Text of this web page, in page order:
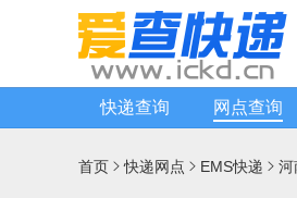
快递查询 网点查询
首页 快递网点  EMS快递  河